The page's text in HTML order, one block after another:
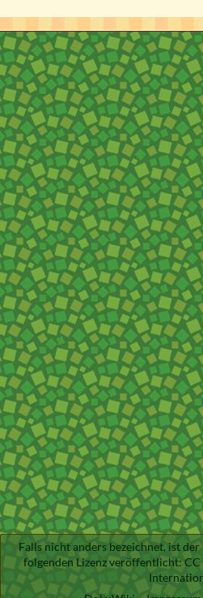
Falls nicht anders bezeichnet, ist
folgenden Lizenz veröffentlicht: